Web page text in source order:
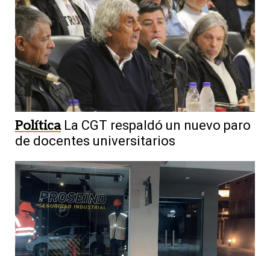
Política La CGT respaldó un nuevo paro
de docentes universitarios